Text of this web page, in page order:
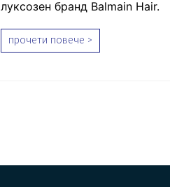
луксозен бранд Balmain Hair.
прочети повече >